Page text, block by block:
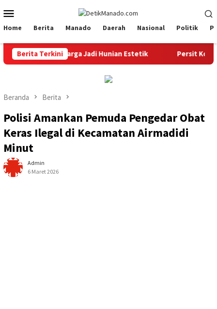
ke
kontenMobile
Home Berita Manado Daerah Nasional Politik
Berita Terkini
Rumah Warga Jadi Hunian Estetik Persit Korem
Beranda Berita
Polisi Amankan Pemuda Pengedar Obat
Keras Ilegal di Kecamatan Airmadidi
Minut
Admin
6 Maret 2026